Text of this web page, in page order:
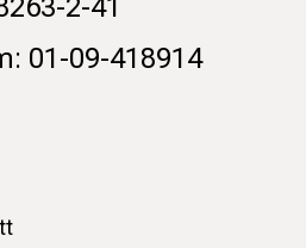
2-41
01-09-418914